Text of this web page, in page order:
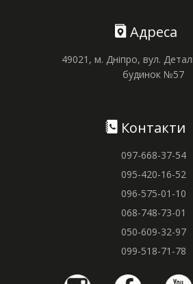
Адреса
49021, м. Дніпро, вул.
будинок №57
Контакти
097-668-37-54
095-420-16-52
096-575-01-10
068-748-73-01
050-609-32-97
099-518-71-78